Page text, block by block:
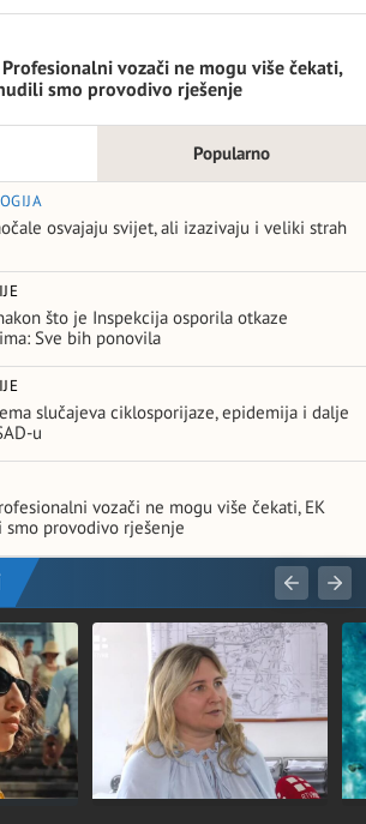
vozači ne mogu više čekati,
smo provodivo rješenje
Popularno
osvajaju svijet, ali izazivaju i veliki strah
što je Inspekcija osporila otkaze
Sve bih ponovila
slučajeva ciklosporijaze, epidemija i dalje
u
vozači ne mogu više čekati, EK
smo provodivo rješenje